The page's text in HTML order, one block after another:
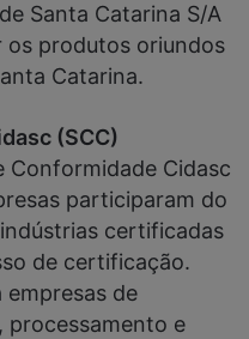
Santa Catarina S/A
os produtos oriundos
Catarina.
(SCC)
Conformidade Cidasc
participaram do
certificadas
de certificação.
empresas de
processamento e